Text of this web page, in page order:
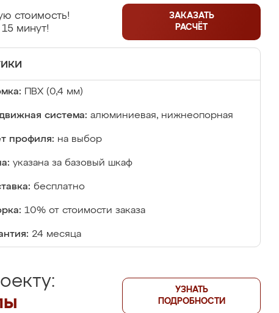
стоимость!
минут!
ЗАКАЗАТЬ
РАСЧЁТ
ПВХ (0,4 мм)
система: алюминиевая, нижнеопорная
профиля: на выбор
указана за базовый шкаф
бесплатно
10% от стоимости заказа
24 месяца
УЗНАТЬ
ПОДРОБНОСТИ